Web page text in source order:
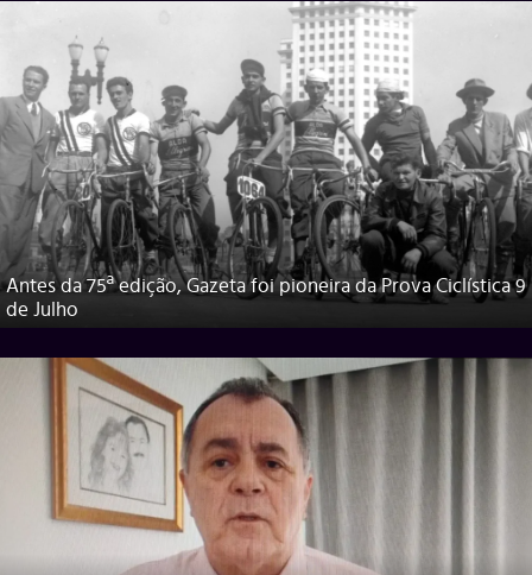
Antes da 75ª edição, Gazeta foi pioneira da Prova Ciclística 9
de Julho